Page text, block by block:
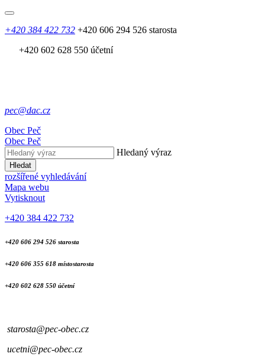
+420 384 422 732 +420 606 294 526 starosta
+420 602 628 550 účetní
pec@dac.cz
Obec Peč
Obec Peč
Hledaný výraz
Hledat
rozšířené vyhledávání
Mapa webu
Vytisknout
+420 384 422 732
+420 606 294 526 starosta
+420 606 355 618 místostarosta
+420 602 628 550 účetní
starosta@pec-obec.cz
ucetni@pec-obec.cz